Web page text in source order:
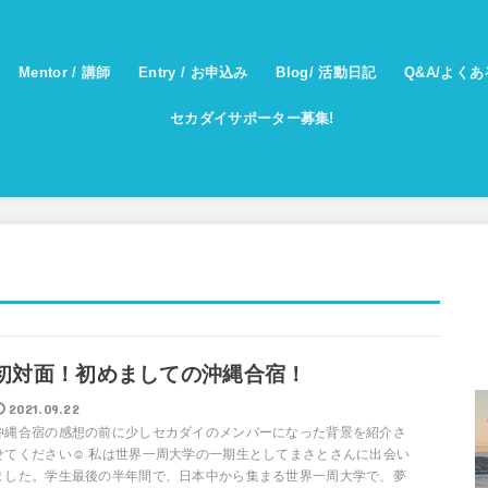
Mentor / 講師 Entry / お申込み Blog/ 活動日記 Q&A/よくあ
セカダイサポーター募集!
対面！初めましての沖縄合宿！
2021.09.22
縄合宿の感想の前に少しセカダイのメンバーになった背景を紹介さ
てください☺︎ 私は世界一周大学の一期生としてまさとさんに出会い
した。学生最後の半年間で、日本中から集まる世界一周大学で、夢